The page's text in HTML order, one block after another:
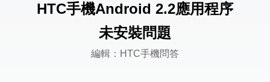
HTC手機Android 2.2應用程序
未安裝問題
編輯：HTC手機問答